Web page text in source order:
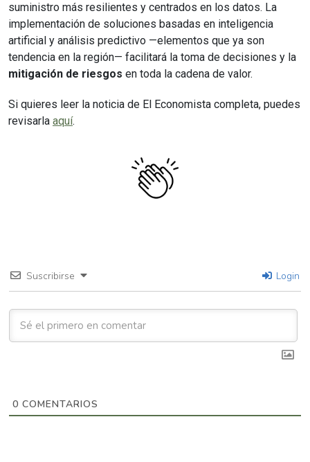
suministro más resilientes y centrados en los datos. La
implementación de soluciones basadas en inteligencia
artificial y análisis predictivo —elementos que ya son
tendencia en la región— facilitará la toma de decisiones y la
mitigación de riesgos en toda la cadena de valor.
Si quieres leer la noticia de El Economista completa, puedes
revisarla aquí.
Suscribirse Login
0 COMENTARIOS